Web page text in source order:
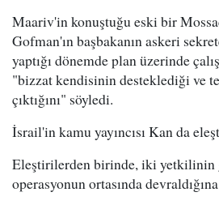
Maariv'in konuştuğu eski bir
Gofman'ın başbakanın askeri
yaptığı dönemde plan üzerinde
"bizzat kendisinin desteklediği ve
çıktığını" söyledi.
İsrail'in kamu yayıncısı Kan da
Eleştirilerden birinde, iki yetkilinin
operasyonun ortasında